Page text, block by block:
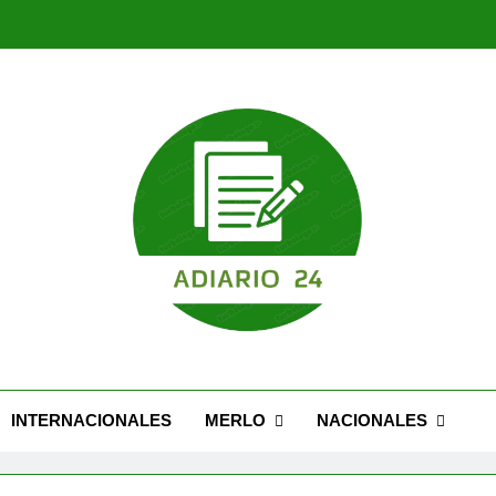
Nuevo Caseros: modernización, seguridad y
INTERNACIONALES MERLO NACIONALES